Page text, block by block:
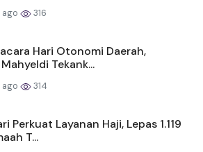
316
Hari Otonomi Daerah,
Tekank...
314
Perkuat Layanan Haji, Lepas 1.119
T...